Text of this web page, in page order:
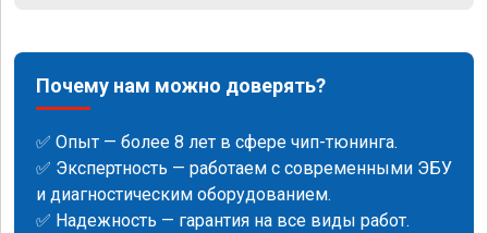
Почему нам можно доверять?
✅ Опыт — более 8 лет в сфере чип-тюнинга.
✅ Экспертность — работаем с современными ЭБУ
и диагностическим оборудованием.
✅ Надежность — гарантия на все виды работ.